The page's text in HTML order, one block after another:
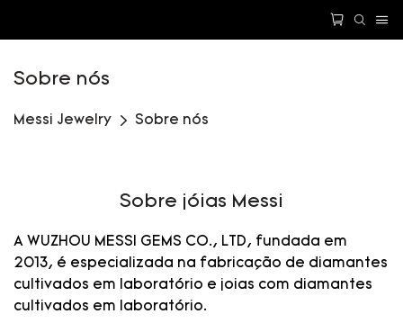
Sobre nós
Messi Jewelry Sobre nós
Sobre jóias Messi
A WUZHOU MESSI GEMS CO., LTD, fundada em
2013, é especializada na fabricação de diamantes
cultivados em laboratório e joias com diamantes
cultivados em laboratório.